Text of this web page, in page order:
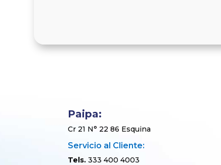
Paipa:
Cr 21 N° 22 86 Esquina
Servicio al Cliente:
Tels. 333 400 4003